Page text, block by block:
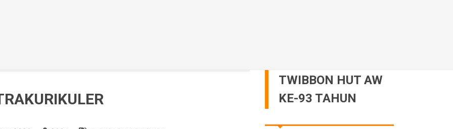
TWIBBON HUT AW
KE-93 TAHUN